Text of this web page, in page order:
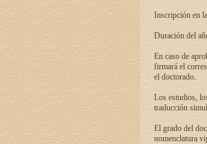
Inscripción en
Duración del
En caso de
firmará el
el doctorado.
Los estudios,
traducción
El grado del
nomenclatura